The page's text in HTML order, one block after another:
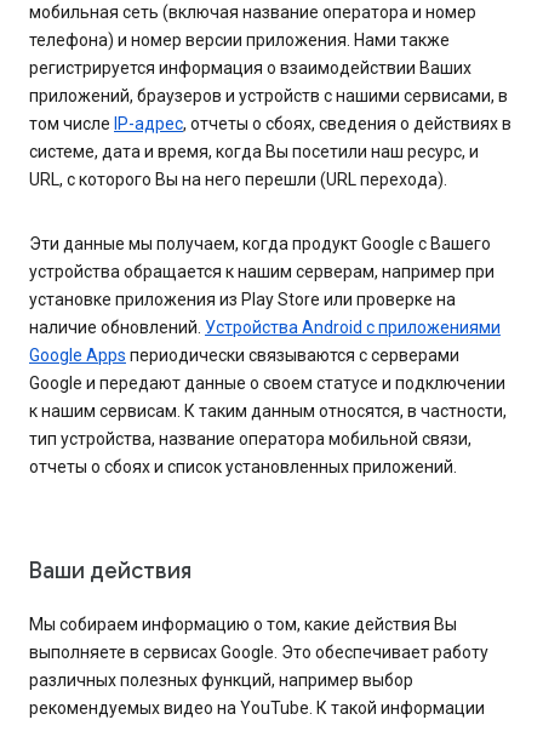
мобильная сеть (включая название оператора и номер
телефона) и номер версии приложения. Нами также
регистрируется информация о взаимодействии Ваших
приложений, браузеров и устройств с нашими сервисами, в
том числе IP-адрес, отчеты о сбоях, сведения о действиях в
системе, дата и время, когда Вы посетили наш ресурс, и
URL, с которого Вы на него перешли (URL перехода).
Эти данные мы получаем, когда продукт Google с Вашего
устройства обращается к нашим серверам, например при
установке приложения из Play Store или проверке на
наличие обновлений. Устройства Android с приложениями
Google Apps периодически связываются с серверами
Google и передают данные о своем статусе и подключении
к нашим сервисам. К таким данным относятся, в частности,
тип устройства, название оператора мобильной связи,
отчеты о сбоях и список установленных приложений.
Ваши действия
Мы собираем информацию о том, какие действия Вы
выполняете в сервисах Google. Это обеспечивает работу
различных полезных функций, например выбор
рекомендуемых видео на YouTube. К такой информации